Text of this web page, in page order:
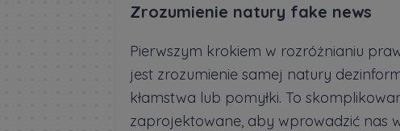
Zrozumienie natury fake news
Pierwszym krokiem w rozróżnianiu
jest zrozumienie samej natury
kłamstwa lub pomyłki. To
zaprojektowane, aby wprowadzić nas